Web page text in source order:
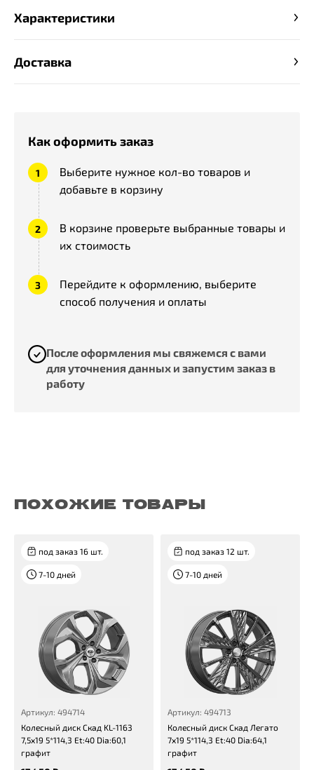
Как оформить заказ
Выберите нужное кол-во товаров и
добавьте в корзину
В корзине проверьте выбранные товары и
их стоимость
Перейдите к оформлению, выберите
способ получения и оплаты
После оформления мы свяжемся с вами
для уточнения данных и запустим заказ в
работу
Характеристики
Доставка
ПОХОЖИЕ ТОВАРЫ
под заказ 16 шт.
7-10 дней
Артикул: 494714
Колесный диск Скад KL-1163
7,5x19 5*114,3 Et:40 Dia:60,1
графит
под заказ 12 шт.
7-10 дней
Артикул: 494713
Колесный диск Скад Легато
7x19 5*114,3 Et:40 Dia:64,1
графит